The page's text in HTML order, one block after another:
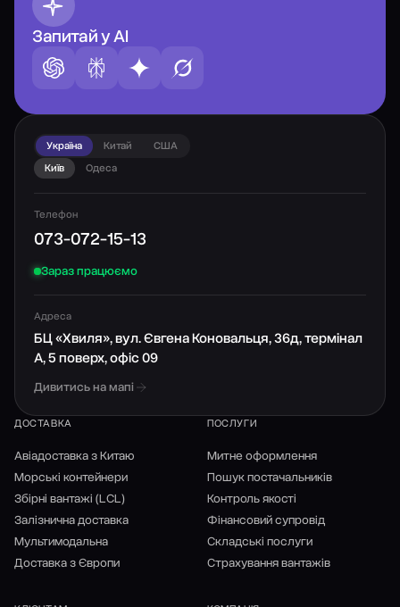
Запитай у AI
Україна Китай
США
Київ
Одеса
Телефон
073-072-15-13
Зараз працюємо
Адреса
БЦ «Хвиля», вул. Євгена Коновальця, 36д, термінал
А, 5 поверх, офіс 09
Дивитись на мапі
ДОСТАВКА
Авіадоставка з Китаю
Морські контейнери
Збірні вантажі (LCL)
Залізнична доставка
Мультимодальна
Доставка з Європи
ПОСЛУГИ
Митне оформлення
Пошук постачальників
Контроль якості
Фінансовий супровід
Складські послуги
Страхування вантажів